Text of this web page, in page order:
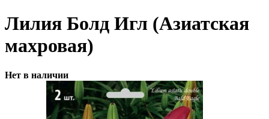
Лилия Болд Игл (Азиатская
махровая)
Нет в наличии